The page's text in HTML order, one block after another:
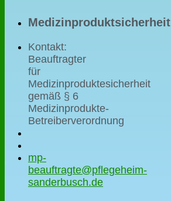
Medizinproduktsicherheit
Kontakt:
Beauftragter
für
Medizinproduktesicherheit
gemäß § 6
Medizinprodukte-
Betreiberverordnung
mp-
beauftragte@pflegeheim-
sanderbusch.de